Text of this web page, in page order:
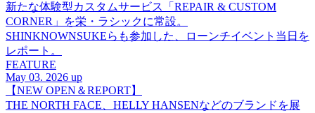
新たな体験型カスタムサービス「REPAIR & CUSTOM
CORNER」を栄・ラシックに常設。
SHINKNOWNSUKEらも参加した、ローンチイベント当日を
レポート。
FEATURE
May 03. 2026 up
【NEW OPEN＆REPORT】
THE NORTH FACE、HELLY HANSENなどのブランドを展